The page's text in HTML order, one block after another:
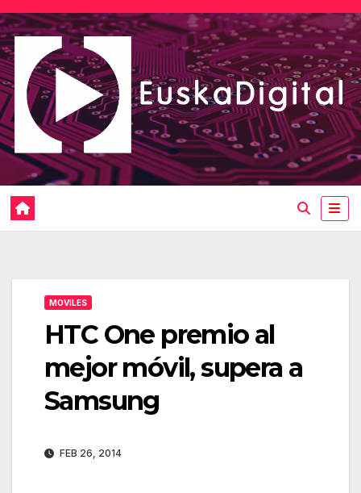
Saltar
al
contenido
MOVILES
HTC One premio al
mejor móvil, supera a
Samsung
FEB 26, 2014